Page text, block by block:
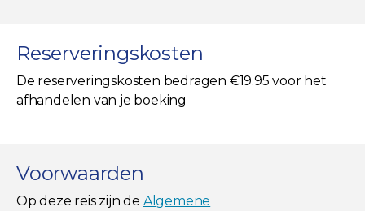
Reserveringskosten
De reserveringskosten bedragen €19.95 voor het
afhandelen van je boeking
Voorwaarden
Op deze reis zijn de Algemene